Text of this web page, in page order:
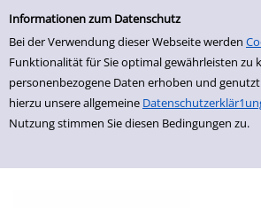
Einfache Suche
Informationen zum Datenschutz
Bei der Verwendung dieser Webseite werden
Funktionalität für Sie optimal gewährleisten zu
personenbezogene Daten erhoben und
hierzu unsere allgemeine
Nutzung stimmen Sie diesen Bedingungen zu.
zur Navigation springen
zum Inhalt springen
Zu den Suchfiltern springen
Zur Trefferliste springen